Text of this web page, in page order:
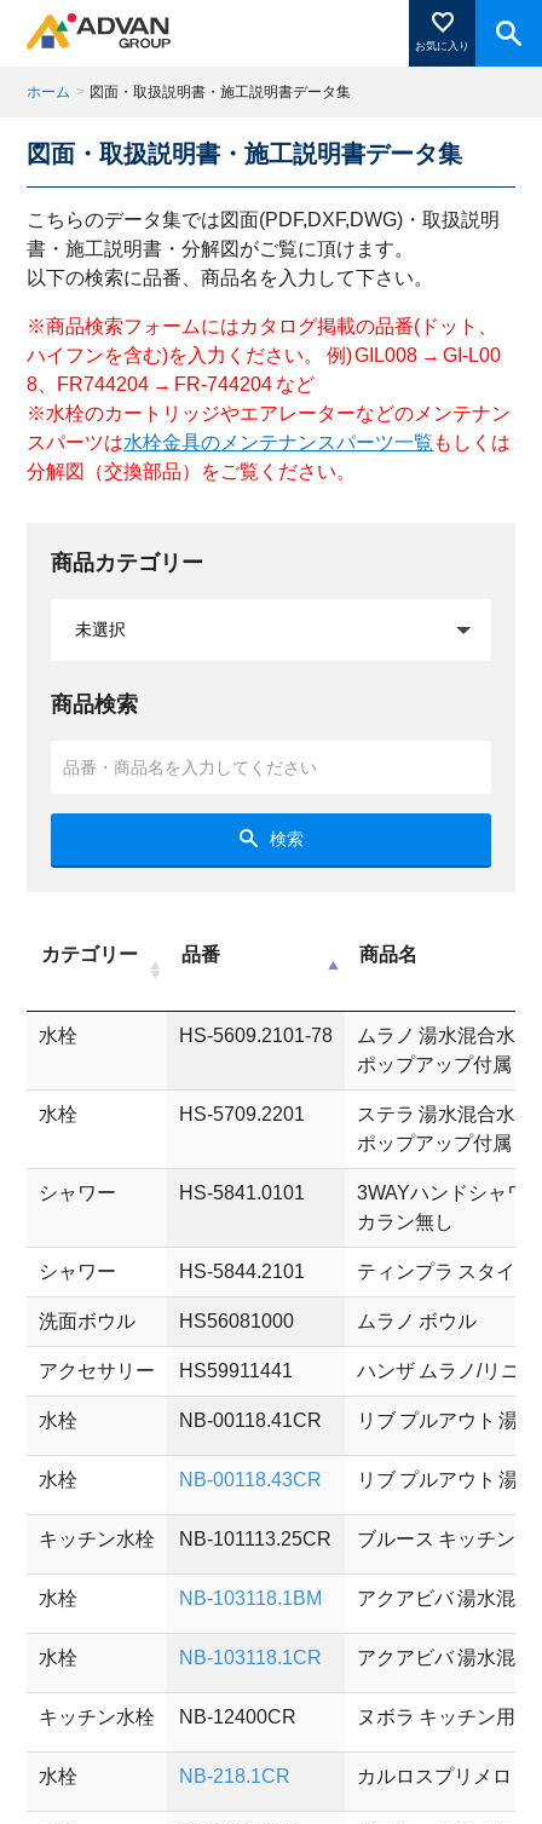
お気に入り
商品ページにある「お気に入り登録」を押すと登録した
商品がここに表示されます。
ホーム > 図面・取扱説明書・施工説明書データ集
図面・取扱説明書・施工説明書データ集
こちらのデータ集では図面(PDF,DXF,DWG)・取扱説明
書・施工説明書・分解図がご覧に頂けます。
以下の検索に品番、商品名を入力して下さい。
※商品検索フォームにはカタログ掲載の品番(ドット、
ハイフンを含む)を入力ください。 例) GIL008 → GI-L00
8、FR744204 → FR-744204 など
※水栓のカートリッジやエアレーターなどのメンテナン
スパーツは水栓金具のメンテナンスパーツ一覧 もしくは
分解図（交換部品）をご覧ください。
商品カテゴリー
商品検索
検索
カテゴリー 品番 商品名
水栓 HS-5609.2101-78
ムラノ 湯水混合水栓
ポップアップ付属
水栓 HS-5709.2201
ステラ 湯水混合水栓
ポップアップ付属
シャワー HS-5841.0101
3WAYハンドシャワ
カラン無し
シャワー HS-5844.2101 ティンプラ スタイ
洗面ボウル HS56081000 ムラノ ボウル
アクセサリー HS59911441 ハンザ ムラノ/リニ
水栓 NB-00118.41CR リブ プルアウト 湯
水栓 NB-00118.43CR リブ プルアウト 湯
キッチン水栓 NB-101113.25CR ブルース キッチン
水栓 NB-103118.1BM アクアビバ 湯水混
水栓 NB-103118.1CR アクアビバ 湯水混
キッチン水栓 NB-12400CR ヌボラ キッチン用
水栓 NB-218.1CR カルロスプリメロ